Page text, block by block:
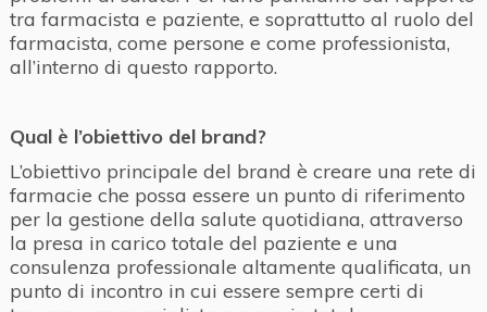
tra farmacista e paziente, e soprattutto al ruolo del
farmacista, come persone e come professionista,
all’interno di questo rapporto.
Qual è l’obiettivo del brand?
L’obiettivo principale del brand è creare una rete di
farmacie che possa essere un punto di riferimento
per la gestione della salute quotidiana, attraverso
la presa in carico totale del paziente e una
consulenza professionale altamente qualificata, un
punto di incontro in cui essere sempre certi di